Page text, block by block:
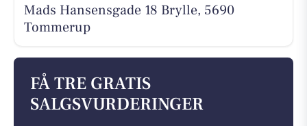
Mads Hansensgade 18 Brylle, 5690
Tommerup
FÅ TRE GRATIS
SALGSVURDERINGER